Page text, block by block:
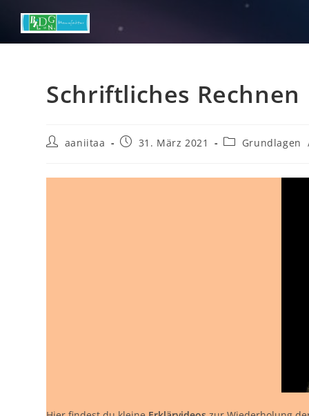
Inhalt
springen
Schriftliches Rechnen
Beitrags-
aaniitaa
Beitrag31. März 2021
Beitrags-
Grundlagen